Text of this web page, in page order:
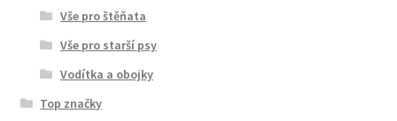
Vše pro štěňata
Vše pro starší psy
Vodítka a obojky
Top značky